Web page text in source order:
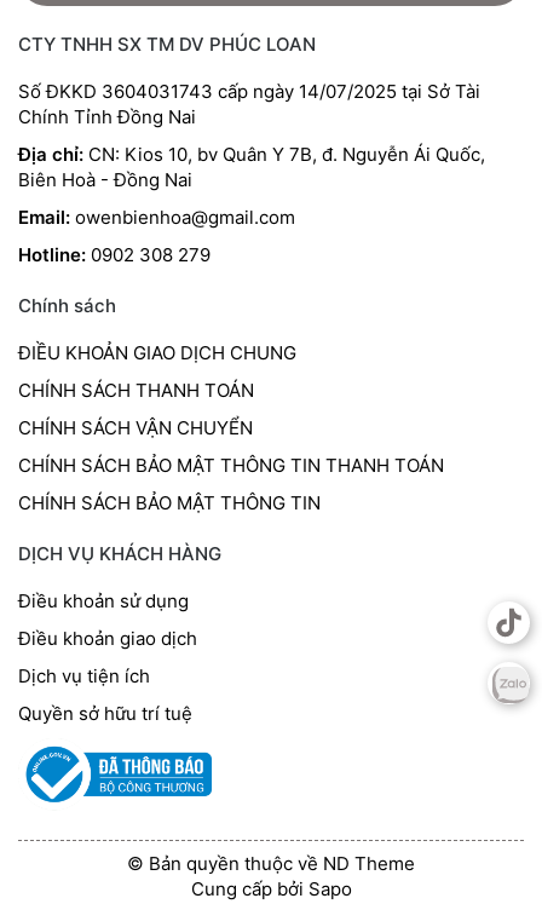
CTY TNHH SX TM DV PHÚC LOAN
Số ĐKKD 3604031743 cấp ngày 14/07/2025 tại Sở Tài
Chính Tỉnh Đồng Nai
Địa chỉ: CN: Kios 10, bv Quân Y 7B, đ. Nguyễn Ái Quốc,
Biên Hoà - Đồng Nai
Email: owenbienhoa@gmail.com
Hotline: 0902 308 279
Chính sách
ĐIỀU KHOẢN GIAO DỊCH CHUNG
CHÍNH SÁCH THANH TOÁN
CHÍNH SÁCH VẬN CHUYỂN
CHÍNH SÁCH BẢO MẬT THÔNG TIN THANH TOÁN
CHÍNH SÁCH BẢO MẬT THÔNG TIN
DỊCH VỤ KHÁCH HÀNG
Điều khoản sử dụng
Điều khoản giao dịch
Dịch vụ tiện ích
Quyền sở hữu trí tuệ
© Bản quyền thuộc về ND Theme
Cung cấp bởi Sapo